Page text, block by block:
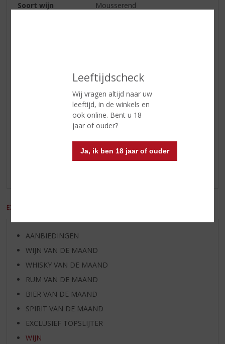
Leeftijdscheck
Wij vragen altijd naar uw
leeftijd, in de winkels en
ook online. Bent u 18
jaar of ouder?
Ja, ik ben 18 jaar of ouder
Soort wijn
Mousserend
Droog, fruitig, elegant.
7°C
Reviews
Schrijf een review
EXCL. BTW
AANBIEDINGEN
WIJN VAN DE MAAND
WHISKY VAN DE MAAND
RUM VAN DE MAAND
BIER VAN DE MAAND
SPIRIT VAN DE MAAND
EXCLUSIEF TOPSLIJTER
WIJN